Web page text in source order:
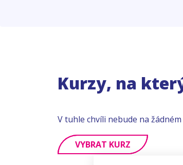
Kurzy, na
V tuhle chvíli nebude na
VYBRAT KURZ